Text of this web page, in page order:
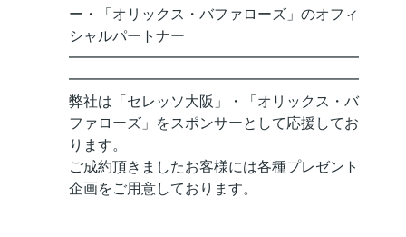
ー・「オリックス・バファローズ」のオフィ
シャルパートナー
━━━━━━━━━━━━━━━━━━━━
━━━━━━━━━━━━━━━━━━━━
弊社は「セレッソ大阪」・「オリックス・バ
ファローズ」をスポンサーとして応援してお
ります。
ご成約頂きましたお客様には各種プレゼント
企画をご用意しております。